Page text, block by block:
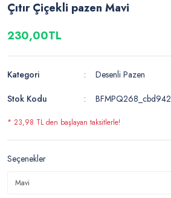
Çıtır Çiçekli pazen Mavi
230,00TL
Kategori
Desenli Pazen
Stok Kodu
BFMPQ268_cbd942
* 23,98 TL den başlayan taksitlerle!
Seçenekler